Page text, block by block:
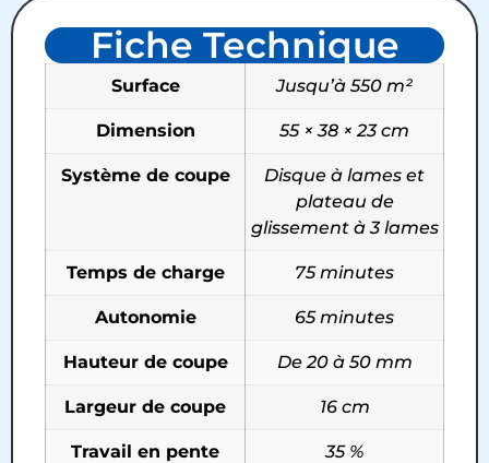
Fiche Technique
Surface Jusqu’à 550 m²
Dimension 55 × 38 × 23 cm
Système de coupe
Disque à lames et
plateau de
glissement à 3 lames
Temps de charge 75 minutes
Autonomie 65 minutes
Hauteur de coupe De 20 à 50 mm
Largeur de coupe 16 cm
Travail en pente 35 %